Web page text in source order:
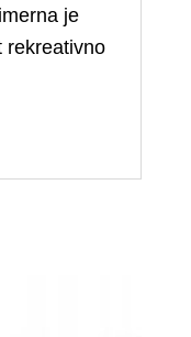
je
rekreativno